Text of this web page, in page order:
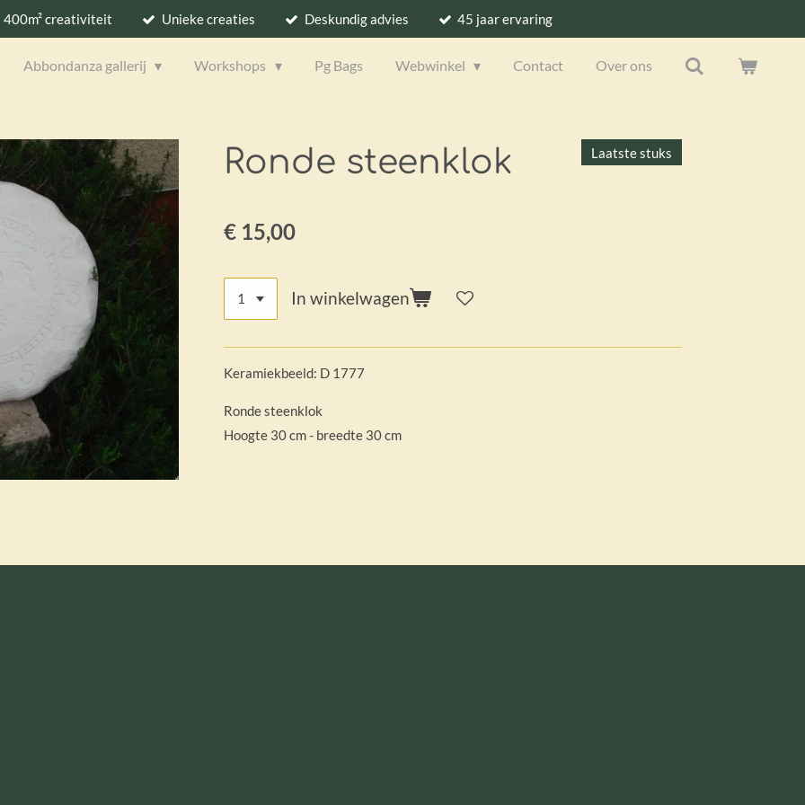
400m² creativiteit Unieke creaties Deskundig advies 45 jaar ervaring
Abbondanza gallerij Workshops Pg Bags Webwinkel Contact Over ons
Ronde steenklok Laatste stuks
€ 15,00
In winkelwagen
Keramiekbeeld: D 1777
Ronde steenklok
Hoogte 30 cm - breedte 30 cm